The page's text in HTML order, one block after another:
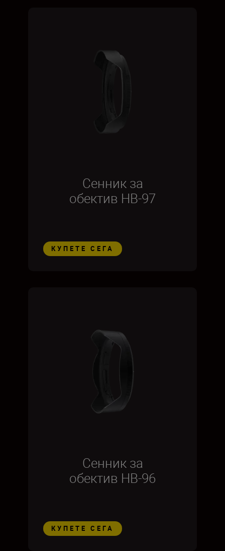
Сенник за
обектив HB-97
КУПЕТЕ СЕГА
Сенник за
обектив HB-96
КУПЕТЕ СЕГА